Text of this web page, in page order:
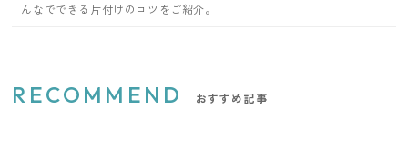
んなでできる片付けのコツをご紹介。
RECOMMEND おすすめ記事